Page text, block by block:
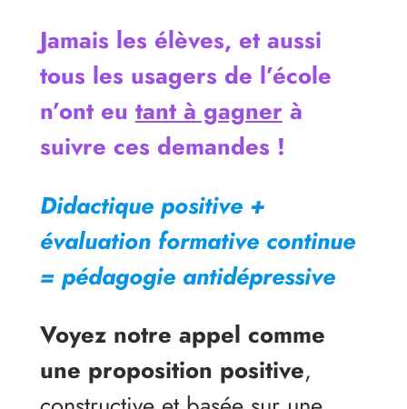
Jamais les élèves, et aussi
tous les usagers de l’école
n’ont eu tant à gagner à
suivre ces demandes !
Didactique positive +
évaluation formative continue
= pédagogie antidépressive
Voyez notre appel comme
une proposition positive,